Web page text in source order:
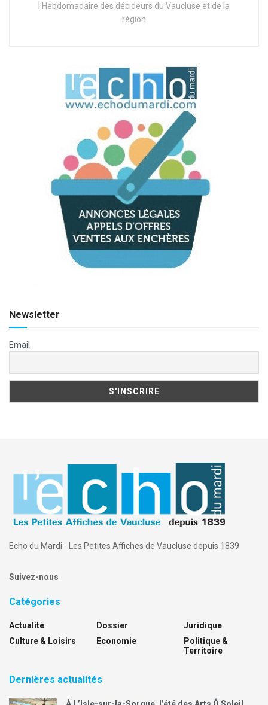
l'Hebdomadaire des décideurs du Vaucluse et de la
région
Newsletter
Email
Echo du Mardi - Les Petites Affiches de Vaucluse depuis 1839
Suivez-nous
Catégories
Actualité
Culture & Loisirs
Dossier
Economie
Juridique
Politique &
Territoire
Dernières actualités